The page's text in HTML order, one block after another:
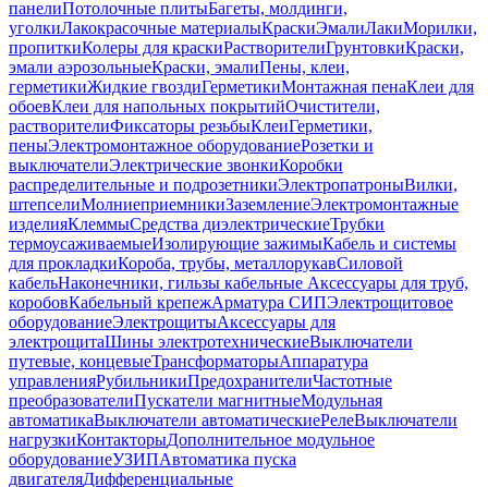
панелиПотолочные плитыБагеты, молдинги,
уголкиЛакокрасочные материалыКраскиЭмалиЛакиМорилки,
пропиткиКолеры для краскиРастворителиГрунтовкиКраски,
эмали аэрозольныеКраски, эмалиПены, клеи,
герметикиЖидкие гвоздиГерметикиМонтажная пенаКлеи для
обоевКлеи для напольных покрытийОчистители,
растворителиФиксаторы резьбыКлеиГерметики,
пеныЭлектромонтажное оборудованиеРозетки и
выключателиЭлектрические звонкиКоробки
распределительные и подрозетникиЭлектропатроныВилки,
штепселиМолниеприемникиЗаземлениеЭлектромонтажные
изделияКлеммыСредства диэлектрическиеТрубки
термоусаживаемыеИзолирующие зажимыКабель и системы
для прокладкиКороба, трубы, металлорукавСиловой
кабельНаконечники, гильзы кабельные Аксессуары для труб,
коробовКабельный крепежАрматура СИПЭлектрощитовое
оборудованиеЭлектрощитыАксессуары для
электрощитаШины электротехническиеВыключатели
путевые, концевыеТрансформаторыАппаратура
управленияРубильникиПредохранителиЧастотные
преобразователиПускатели магнитныеМодульная
автоматикаВыключатели автоматическиеРелеВыключатели
нагрузкиКонтакторыДополнительное модульное
оборудованиеУЗИПАвтоматика пуска
двигателяДифференциальные